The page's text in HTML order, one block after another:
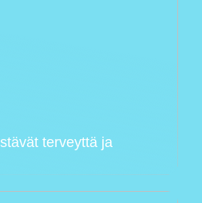
terveyttä ja